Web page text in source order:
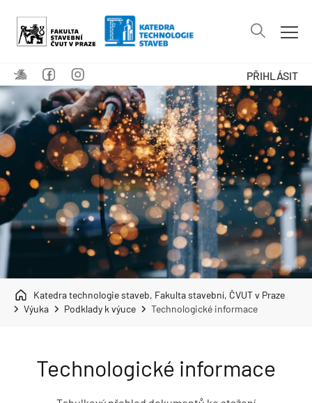
PŘIHLÁSIT
Katedra technologie staveb, Fakulta stavební, ČVUT v Praze
Výuka
Podklady k výuce Technologické informace
Technologické informace